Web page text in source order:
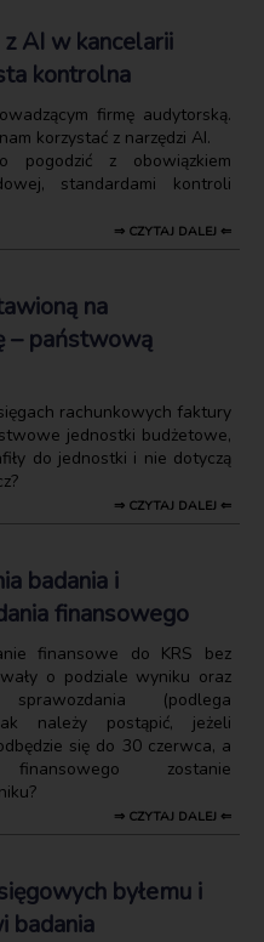
AI w kancelarii
kontrolna
firmę audytorską.
korzystać z narzędzi AI.
z obowiązkiem
standardami kontroli
⇒ CZYTAJ DALEJ ⇐
na
– państwową
rachunkowych faktury
jednostki budżetowe,
do jednostki i nie dotyczą
⇒ CZYTAJ DALEJ ⇐
badania i
finansowego
finansowe do KRS bez
o podziale wyniku oraz
(podlega
należy postąpić, jeżeli
się do 30 czerwca, a
zostanie
⇒ CZYTAJ DALEJ ⇐
byłemu i
badania